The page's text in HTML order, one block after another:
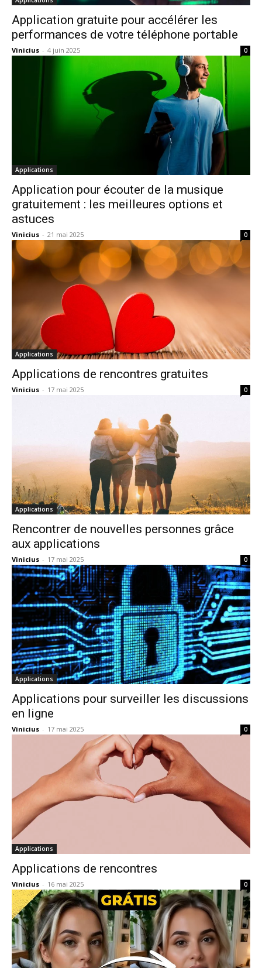
Application gratuite pour accélérer les
performances de votre téléphone portable
Vinicius - 4 juin 2025 0
Applications
Application pour écouter de la musique
gratuitement : les meilleures options et
astuces
Vinicius - 21 mai 2025 0
Applications
Applications de rencontres gratuites
Vinicius - 17 mai 2025 0
Applications
Rencontrer de nouvelles personnes grâce
aux applications
Vinicius - 17 mai 2025 0
Applications
Applications pour surveiller les discussions
en ligne
Vinicius - 17 mai 2025 0
Applications
Applications de rencontres
Vinicius - 16 mai 2025 0